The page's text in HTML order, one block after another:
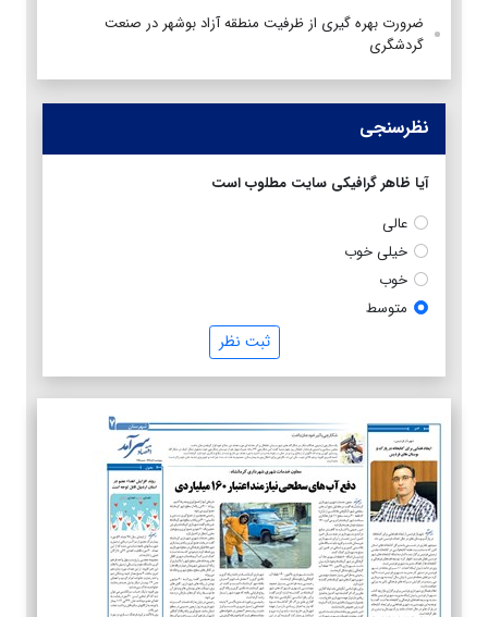
ضرورت بهره گیری از ظرفیت منطقه آزاد بوشهر در صنعت
گردشگری
نظرسنجی
آیا ظاهر گرافیکی سایت مطلوب است
عالی
خیلی خوب
خوب
متوسط
ثبت نظر